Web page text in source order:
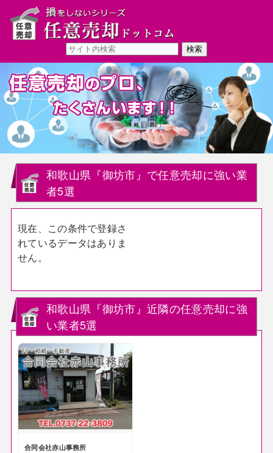
和歌山県『御坊市』で任意売却に強い業
者5選
現在、この条件で登録さ
れているデータはありま
せん。
和歌山県『御坊市』近隣の任意売却に強
い業者5選
合同会社赤山事務所